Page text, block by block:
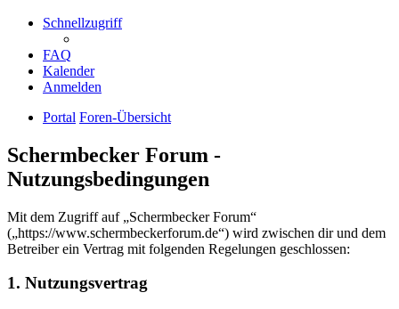
Schnellzugriff
FAQ
Kalender
Anmelden
Portal Foren-Übersicht
Schermbecker Forum -
Nutzungsbedingungen
Mit dem Zugriff auf „Schermbecker Forum“
(„https://www.schermbeckerforum.de“) wird zwischen dir und dem
Betreiber ein Vertrag mit folgenden Regelungen geschlossen:
1. Nutzungsvertrag